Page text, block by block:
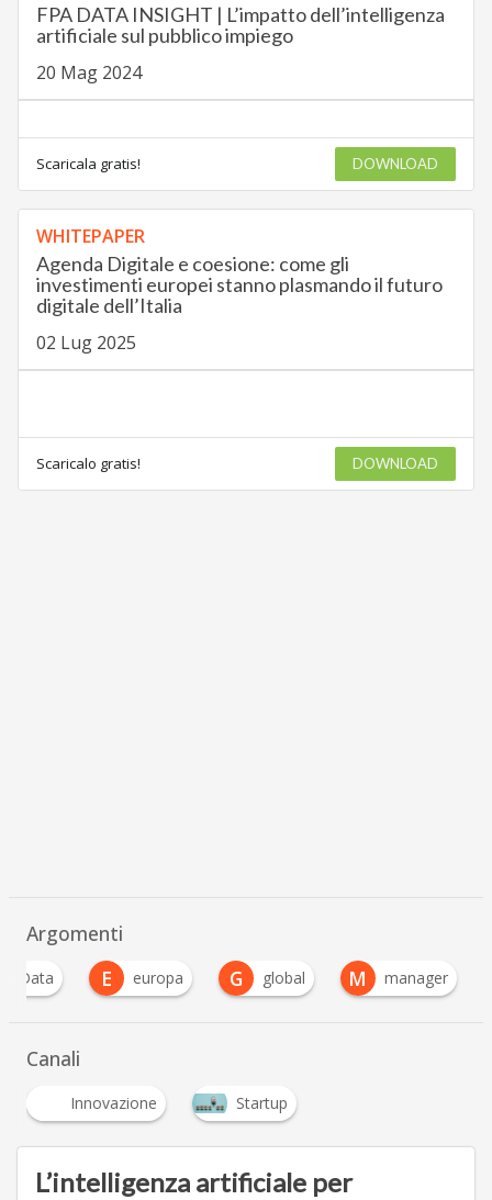
FPA DATA INSIGHT | L’impatto dell’intelligenza
artificiale sul pubblico impiego
20 Mag 2024
Scaricala gratis! DOWNLOAD
WHITEPAPER
Agenda Digitale e coesione: come gli
investimenti europei stanno plasmando il futuro
digitale dell’Italia
02 Lug 2025
Scaricalo gratis! DOWNLOAD
Argomenti
Data E europa G global M manager
Canali
Innovazione Startup
L’intelligenza artificiale per